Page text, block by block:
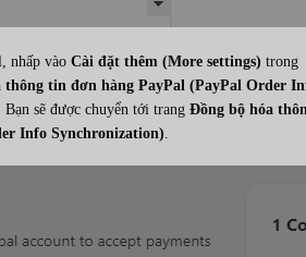
nhấp vào Cài đặt thêm (More settings) trong
thông tin đơn hàng PayPal (PayPal Order
Bạn sẽ được chuyển tới trang Đồng bộ hóa
Info Synchronization).